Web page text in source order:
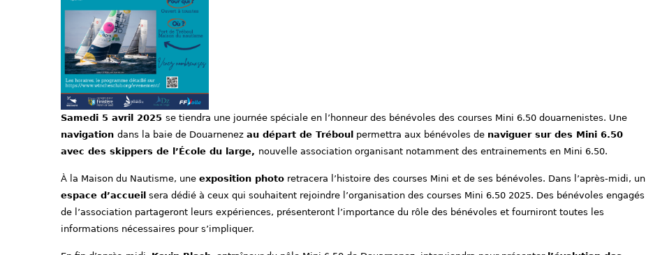
Samedi 5 avril 2025 se tiendra une journée spéciale en l’honneur des bénévoles des courses Mini 6.50 douarnenistes. Une
navigation dans la baie de Douarnenez au départ de Tréboul permettra aux bénévoles de naviguer sur des Mini 6.50
avec des skippers de l’École du large, nouvelle association organisant notamment des entrainements en Mini 6.50.
À la Maison du Nautisme, une exposition photo retracera l’histoire des courses Mini et de ses bénévoles. Dans l’après-midi, un
espace d’accueil sera dédié à ceux qui souhaitent rejoindre l’organisation des courses Mini 6.50 2025. Des bénévoles engagés
de l’association partageront leurs expériences, présenteront l’importance du rôle des bénévoles et fourniront toutes les
informations nécessaires pour s’impliquer.